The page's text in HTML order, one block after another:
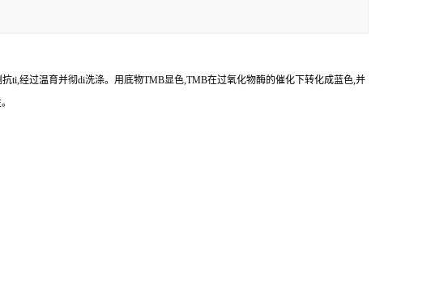
抗ti,经过温育并彻di洗涤。用底物TMB显色,TMB在过氧化物酶的催化下转化成蓝色,并